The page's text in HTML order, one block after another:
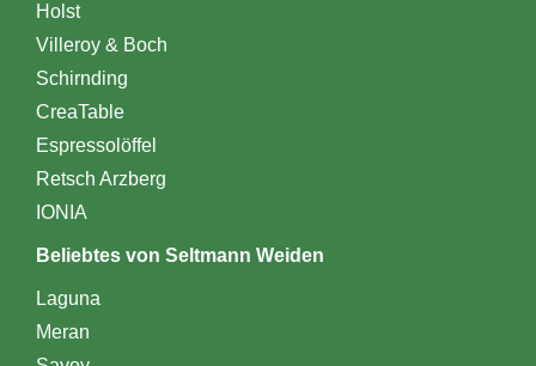
Holst
Villeroy & Boch
Schirnding
CreaTable
Espressolöffel
Retsch Arzberg
IONIA
Beliebtes von Seltmann Weiden
Laguna
Meran